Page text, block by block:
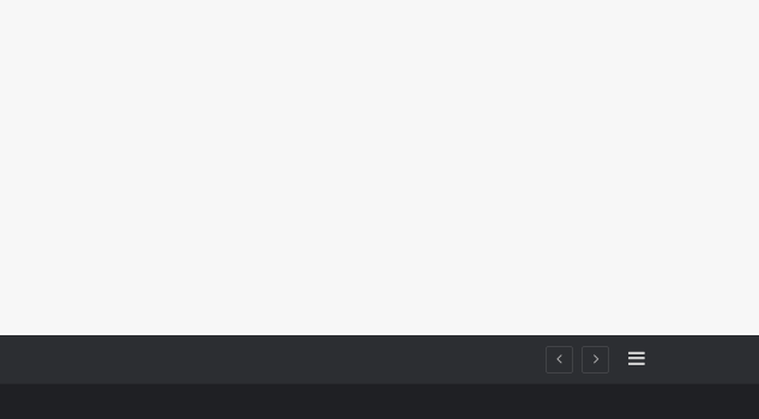
en Ciudad Juárez Sidebar